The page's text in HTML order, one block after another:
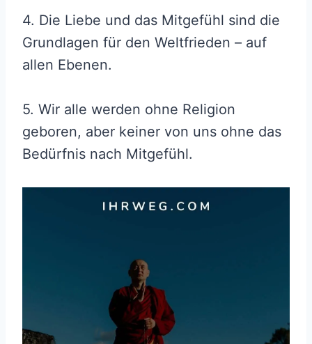
4. Die Liebe und das Mitgefühl sind die
Grundlagen für den Weltfrieden – auf
allen Ebenen.
5. Wir alle werden ohne Religion
geboren, aber keiner von uns ohne das
Bedürfnis nach Mitgefühl.